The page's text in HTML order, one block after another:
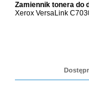
Zamiennik tonera do
Xerox VersaLink